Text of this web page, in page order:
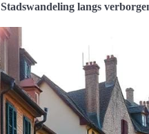
Stadswandeling langs